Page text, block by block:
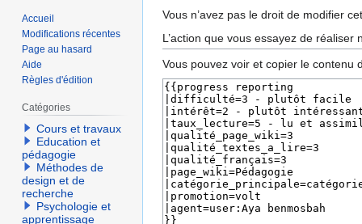
Aller
à
la
navigation
Aller
à
la
recherche
Vous n’avez pas le droit de modifier
L’action que vous essayez de réaliser
Vous pouvez voir et copier le contenu
Accueil
Modifications récentes
Page au hasard
Aide
Règles d'édition
Catégories
Cours et travaux
Education et
pédagogie
Méthodes de
design et de
recherche
Psychologie et
apprentissage